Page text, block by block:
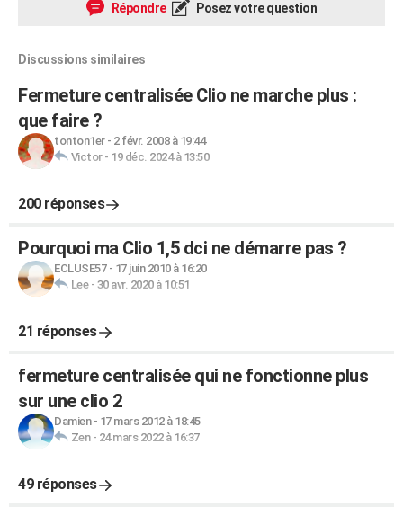
Répondre Posez votre question
Discussions similaires
Fermeture centralisée Clio ne marche plus :
que faire ?
tonton1er- 2 févr. 2008 à 19:44
Victor- 19 déc. 2024 à 13:50
200 réponses
Pourquoi ma Clio 1,5 dci ne démarre pas ?
ECLUSE57- 17 juin 2010 à 16:20
Lee- 30 avr. 2020 à 10:51
21 réponses
fermeture centralisée qui ne fonctionne plus
sur une clio 2
Damien- 17 mars 2012 à 18:45
Zen- 24 mars 2022 à 16:37
49 réponses